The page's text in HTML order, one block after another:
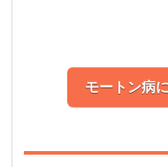
モートン病